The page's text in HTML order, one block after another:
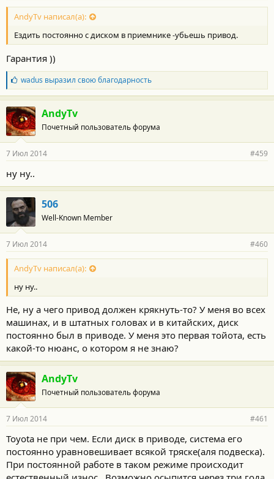
AndyTv написал(а):
Ездить постоянно с диском в приемнике -убьешь привод.
Гарантия ))
Б
л
а
г
о
д
а
н
с
т
и
:
wadus выразил свою благодарность
AndyTv
Почетный пользователь форума
7 Июл 2014 #459
ну ну..
506
Well-Known Member
7 Июл 2014 #460
AndyTv написал(а):
ну ну..
Не, ну а чего привод должен крякнуть-то? У меня во всех
машинах, и в штатных головах и в китайских, диск
постоянно был в приводе. У меня это первая тойота, есть
какой-то нюанс, о котором я не знаю?
AndyTv
Почетный пользователь форума
7 Июл 2014 #461
Toyota не при чем. Если диск в приводе, система его
постоянно уравновешивает всякой тряске(аля подвеска).
При постоянной работе в таком режиме происходит